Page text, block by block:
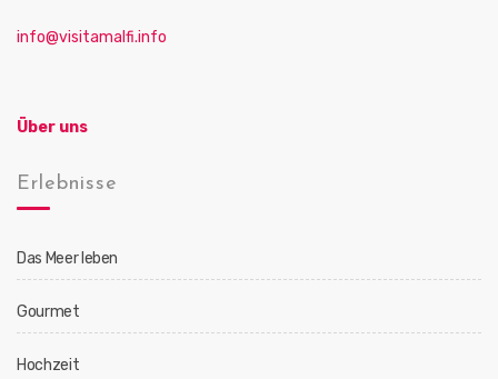
info@visitamalfi.info
Über uns
Erlebnisse
Das Meer leben
Gourmet
Hochzeit